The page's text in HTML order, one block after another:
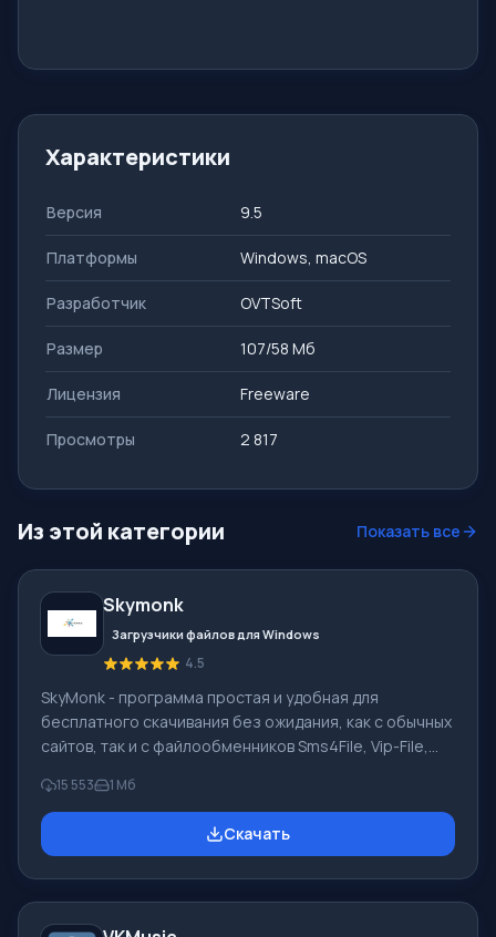
Характеристики
Версия 9.5
Платформы Windows, macOS
Разработчик OVTSoft
Размер 107/58 Мб
Лицензия Freeware
Просмотры 2 817
Из этой категории Показать все
Skymonk
Загрузчики файлов для Windows
4.5
SkyMonk - программа простая и удобная для
бесплатного скачивания без ожидания, как с обычных
сайтов, так и с файлообменников Sms4File, Vip-File,
можно скачать файлы и их загрузить на
файлообменник. Программой поддерживается
платный режим скачиваний с ФО. Ключевой
15 553 1 Мб
Скачать